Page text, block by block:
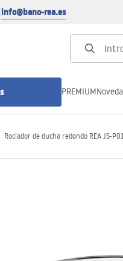
info@bano-rea.es
PREMIUM
Rociador de ducha redondo REA JS-